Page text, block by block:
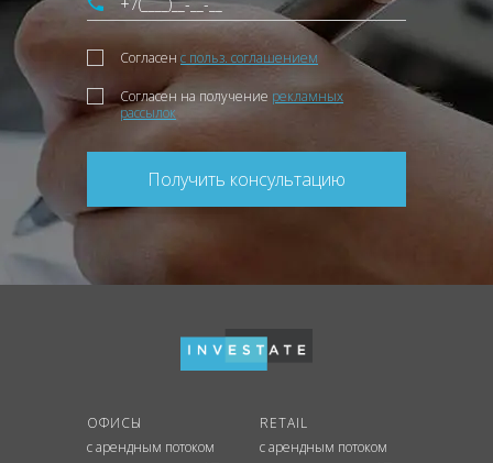
Согласен с польз. соглашением
Согласен на получение рекламных
рассылок
Получить консультацию
ОФИСЫ
с арендным потоком
RETAIL
с арендным потоком